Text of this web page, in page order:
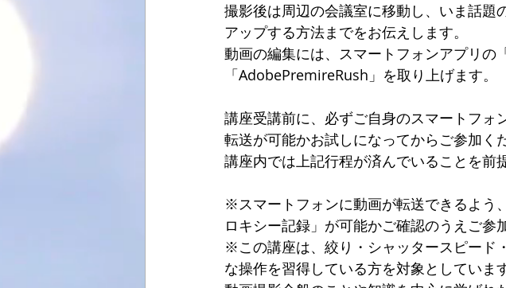
撮影後は周辺の会議室に移動し、いま話
アップする方法までをお伝えします。
動画の編集には、スマートフォンアプリの
「AdobePremireRush」を取り上げます。
講座受講前に、必ずご自身のスマートフ
転送が可能かお試しになってからご参加く
講座内では上記行程が済んでいることを前
※スマートフォンに動画が転送できるよう
ロキシー記録」が可能かご確認のうえご参
※この講座は、絞り・シャッタースピード
な操作を習得している方を対象としています